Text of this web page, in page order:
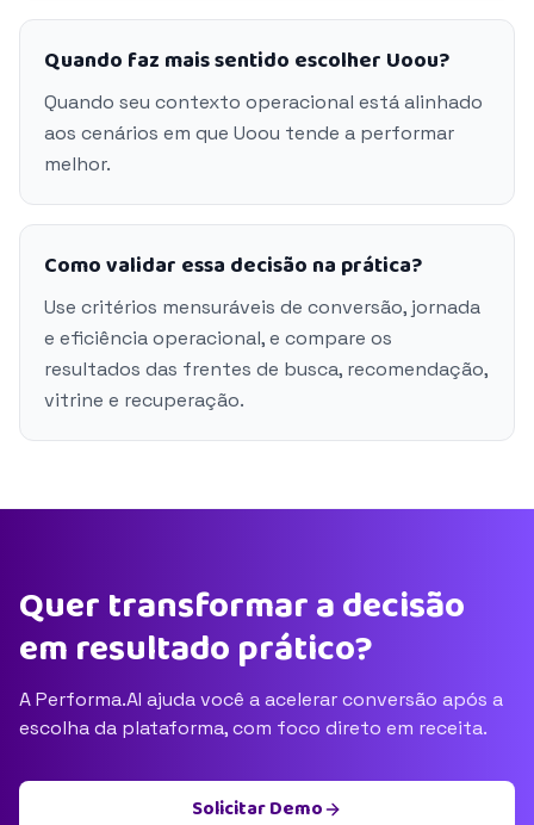
Quando faz mais sentido escolher Uoou?
Quando seu contexto operacional está alinhado
aos cenários em que Uoou tende a performar
melhor.
Como validar essa decisão na prática?
Use critérios mensuráveis de conversão, jornada
e eficiência operacional, e compare os
resultados das frentes de busca, recomendação,
vitrine e recuperação.
Quer transformar a decisão
em resultado prático?
A Performa.AI ajuda você a acelerar conversão após a
escolha da plataforma, com foco direto em receita.
Solicitar Demo